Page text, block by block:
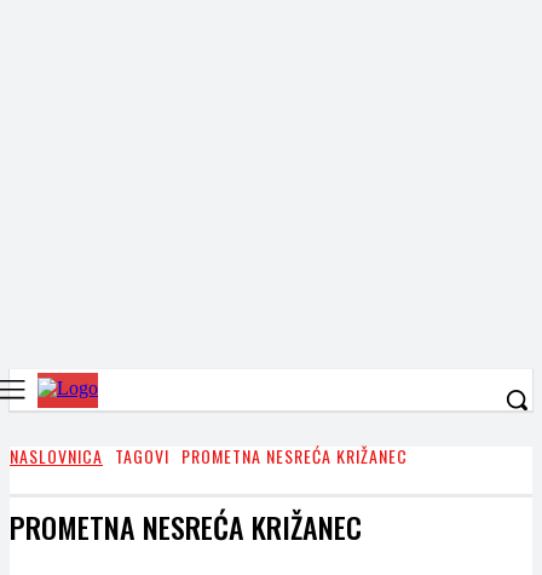
NASLOVNICA TAGOVI PROMETNA NESREĆA KRIŽANEC
PROMETNA NESREĆA KRIŽANEC